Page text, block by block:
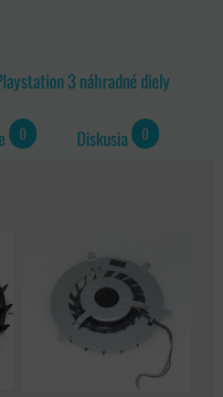
3 náhradné diely
0 Diskusia 0